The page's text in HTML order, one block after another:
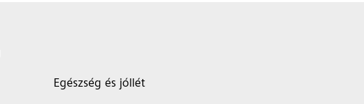
Egészség és jóllét